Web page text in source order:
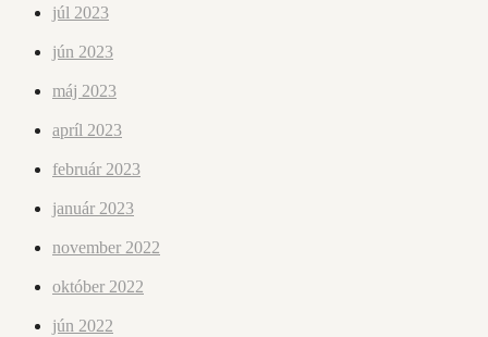
júl 2023
jún 2023
máj 2023
apríl 2023
február 2023
január 2023
november 2022
október 2022
jún 2022